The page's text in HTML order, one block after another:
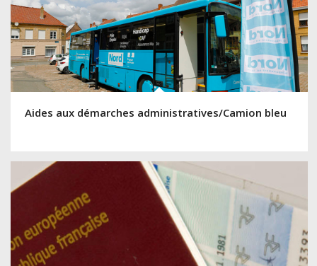
Aides aux démarches administratives/Camion bleu